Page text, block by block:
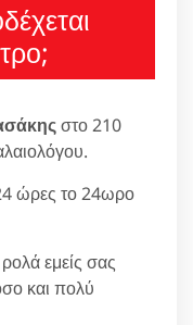
στο 210
24 ώρες το 24ωρο
εμείς σας
και πολύ